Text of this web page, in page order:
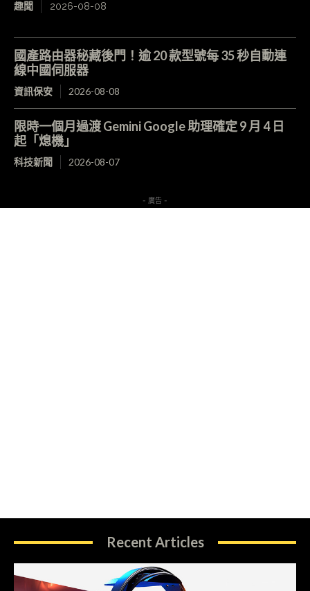
趣聞 2026-08-08
國產路由器秘藏後門！逾 20 款型號每 35 秒自動連
線中國伺服器
資訊保安 2026-08-08
限時一個月過渡 Gemini Google 助理確定 9 月 4 日
起「熄機」
科技新聞 2026-08-07
- 廣告 -
Recent Articles